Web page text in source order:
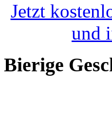
Jetzt
und
Bierige